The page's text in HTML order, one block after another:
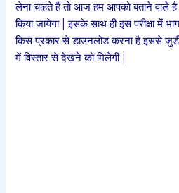
लेना चाहते है तो आज हम आपको बताने वाले
किया जायेगा | इसके साथ ही इस परीक्षा में
किस प्रकार से डाउनलोड करना है इससे
में विस्तार से देखने को मिलेगी |